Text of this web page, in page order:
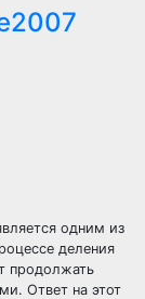
одним из
деления
продолжать
Ответ на этот